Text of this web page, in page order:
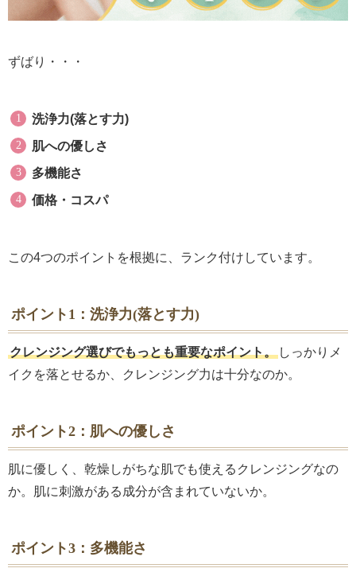
ずばり・・・
洗浄力(落とす力)
肌への優しさ
多機能さ
価格・コスパ
この4つのポイントを根拠に、ランク付けしています。
ポイント1：洗浄力(落とす力)
クレンジング選びでもっとも重要なポイント。 しっかりメ
イクを落とせるか、クレンジング力は十分なのか。
ポイント2：肌への優しさ
肌に優しく、乾燥しがちな肌でも使えるクレンジングなの
か。肌に刺激がある成分が含まれていないか。
ポイント3：多機能さ